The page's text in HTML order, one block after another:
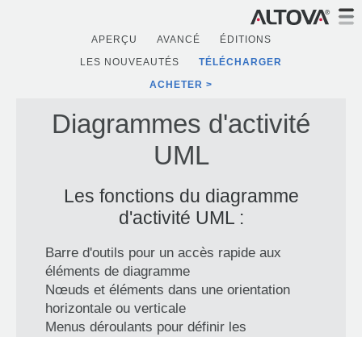
APERÇU AVANCÉ
ÉDITIONS
LES NOUVEAUTÉS
TÉLÉCHARGER
ACHETER
Diagrammes d'activité
UML
Les fonctions du diagramme
d'activité UML :
Barre d'outils pour un accès rapide aux
éléments de diagramme
Nœuds et éléments dans une orientation
horizontale ou verticale
Menus déroulants pour définir les